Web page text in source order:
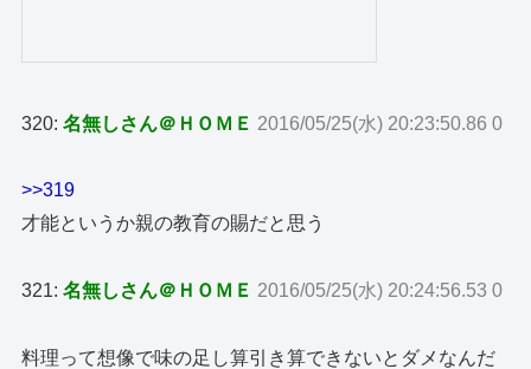
320:名無しさん＠ＨＯＭＥ 2016/05/25(水) 20:23:50.86 0
>>319
才能というか親の教育の賜だと思う
321:名無しさん＠ＨＯＭＥ 2016/05/25(水) 20:24:56.53 0
料理って想像で味の足し算引き算できないとダメなんだ